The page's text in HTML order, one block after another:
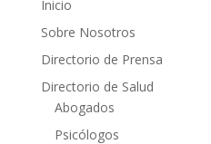
Inicio
Sobre Nosotros
Directorio de Prensa
Directorio de Salud
Abogados
Psicólogos